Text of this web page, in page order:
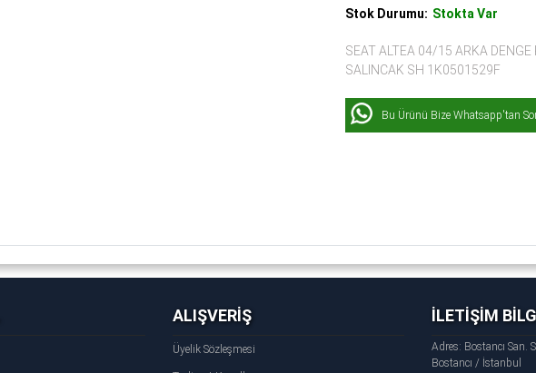
Stok Durumu: Stokta Var
SEAT ALTEA 04/15 ARKA DENGE
SALINCAK SH 1K0501529F
Bu Ürünü Bize Whatsapp'tan
ALIŞVERİŞ
Üyelik Sözleşmesi
İLETİŞİM
Adres: Bostancı San.
Bostancı / İstanbul